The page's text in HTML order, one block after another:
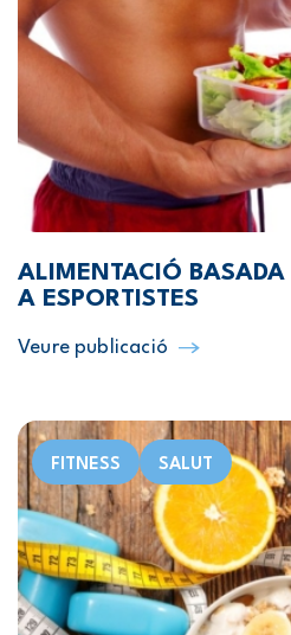
ALIMENTACIÓ BASADA
A ESPORTISTES
Veure publicació
FITNESS SALUT